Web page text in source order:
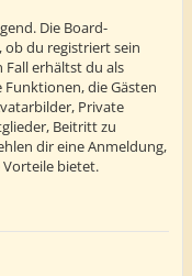
Die Board-
du registriert sein
Fall erhältst du als
die Gästen
Private
Beitritt zu
dir eine Anmeldung,
Vorteile bietet.